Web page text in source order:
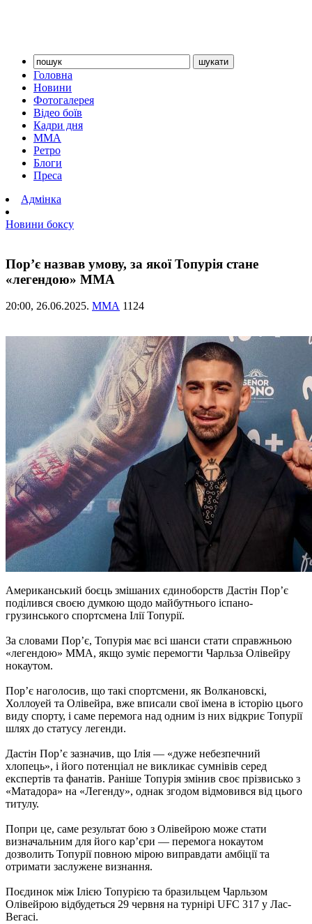
Головна
Новини
Фотогалерея
Відео боїв
Кадри дня
ММА
Ретро
Блоги
Преса
Адмінка
Новини боксу
Пор’є назвав умову, за якої Топурія стане
«легендою» ММА
20:00, 26.06.2025. ММА 1124
Американський боєць змішаних єдиноборств Дастін Пор’є
поділився своєю думкою щодо майбутнього іспано-
грузинського спортсмена Ілії Топурії.
За словами Пор’є, Топурія має всі шанси стати справжньою
«легендою» ММА, якщо зуміє перемогти Чарльза Олівейру
нокаутом.
Пор’є наголосив, що такі спортсмени, як Волкановскі,
Холлоуей та Олівейра, вже вписали свої імена в історію цього
виду спорту, і саме перемога над одним із них відкриє Топурії
шлях до статусу легенди.
Дастін Пор’є зазначив, що Ілія — «дуже небезпечний
хлопець», і його потенціал не викликає сумнівів серед
експертів та фанатів. Раніше Топурія змінив своє прізвисько з
«Матадора» на «Легенду», однак згодом відмовився від цього
титулу.
Попри це, саме результат бою з Олівейрою може стати
визначальним для його кар’єри — перемога нокаутом
дозволить Топурії повною мірою виправдати амбіції та
отримати заслужене визнання.
Поєдинок між Ілією Топурією та бразильцем Чарльзом
Олівейрою відбудеться 29 червня на турнірі UFC 317 у Лас-
Вегасі.